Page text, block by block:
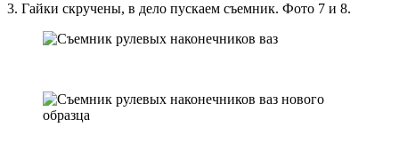
3. Гайки скручены, в дело пускаем съемник. Фото 7 и 8.